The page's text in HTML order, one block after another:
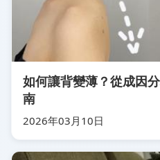
如何讓背變薄？從成因
南
2026年03月10日